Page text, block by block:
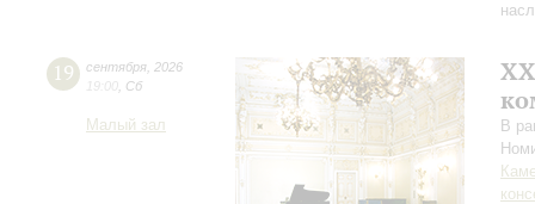
19 сентября 2026
19:00 Сб
Малый зал
В